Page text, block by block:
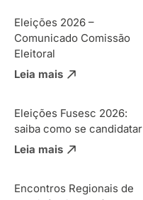
Eleições 2026 –
Comunicado Comissão
Eleitoral
Leia mais
Eleições Fusesc 2026:
saiba como se candidatar
Leia mais
Encontros Regionais de